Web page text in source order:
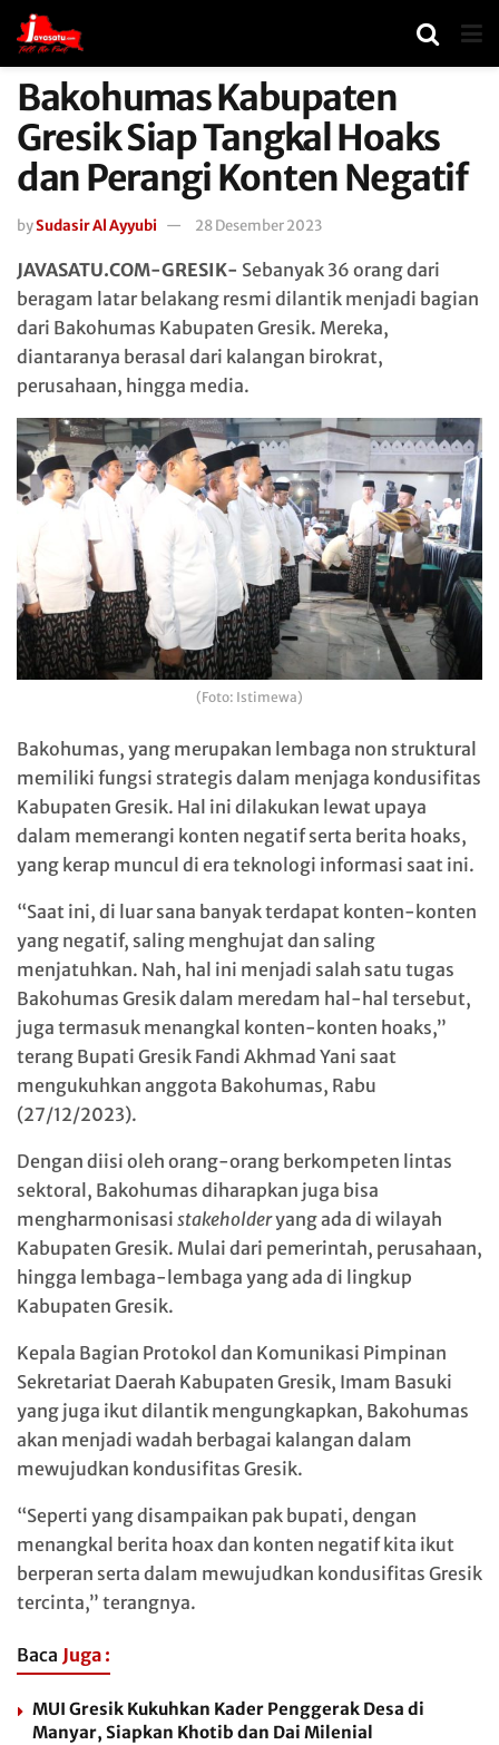
Bakohumas Kabupaten
Gresik Siap Tangkal Hoaks
dan Perangi Konten Negatif
bySudasir Al Ayyubi 28 Desember 2023
JAVASATU.COM-GRESIK- Sebanyak 36 orang dari
beragam latar belakang resmi dilantik menjadi bagian
dari Bakohumas Kabupaten Gresik. Mereka,
diantaranya berasal dari kalangan birokrat,
perusahaan, hingga media.
(Foto: Istimewa)
Bakohumas, yang merupakan lembaga non struktural
memiliki fungsi strategis dalam menjaga kondusifitas
Kabupaten Gresik. Hal ini dilakukan lewat upaya
dalam memerangi konten negatif serta berita hoaks,
yang kerap muncul di era teknologi informasi saat ini.
“Saat ini, di luar sana banyak terdapat konten-konten
yang negatif, saling menghujat dan saling
menjatuhkan. Nah, hal ini menjadi salah satu tugas
Bakohumas Gresik dalam meredam hal-hal tersebut,
juga termasuk menangkal konten-konten hoaks,”
terang Bupati Gresik Fandi Akhmad Yani saat
mengukuhkan anggota Bakohumas, Rabu
(27/12/2023).
Dengan diisi oleh orang-orang berkompeten lintas
sektoral, Bakohumas diharapkan juga bisa
mengharmonisasi stakeholderyang ada di wilayah
Kabupaten Gresik. Mulai dari pemerintah, perusahaan,
hingga lembaga-lembaga yang ada di lingkup
Kabupaten Gresik.
Kepala Bagian Protokol dan Komunikasi Pimpinan
Sekretariat Daerah Kabupaten Gresik, Imam Basuki
yang juga ikut dilantik mengungkapkan, Bakohumas
akan menjadi wadah berbagai kalangan dalam
mewujudkan kondusifitas Gresik.
“Seperti yang disampaikan pak bupati, dengan
menangkal berita hoax dan konten negatif kita ikut
berperan serta dalam mewujudkan kondusifitas Gresik
tercinta,” terangnya.
Baca Juga :
MUI Gresik Kukuhkan Kader Penggerak Desa di
Manyar, Siapkan Khotib dan Dai Milenial